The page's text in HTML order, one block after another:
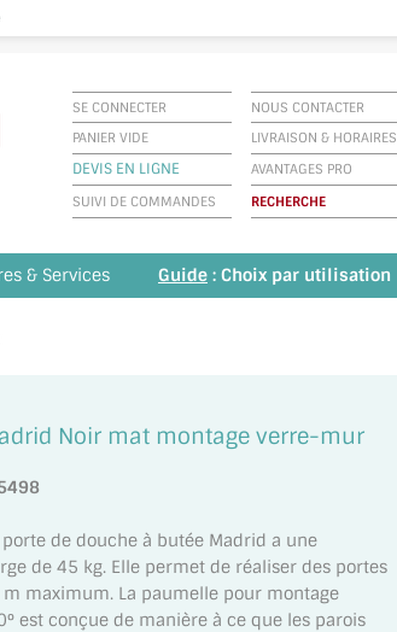
SE CONNECTER
NOUS CONTACTER
PANIER VIDE
LIVRAISON & HORAIRES
DEVIS EN LIGNE
AVANTAGES PRO
SUIVI DE COMMANDES
& Services Guide : Choix par utilisation
Noir mat montage verre-mur
de douche à butée Madrid a une
de 45 kg. Elle permet de réaliser des portes
maximum. La paumelle pour montage
est conçue de manière à ce que les parois